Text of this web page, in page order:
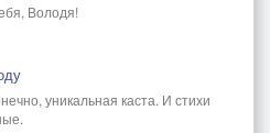
Володя!
уникальная каста. И стихи